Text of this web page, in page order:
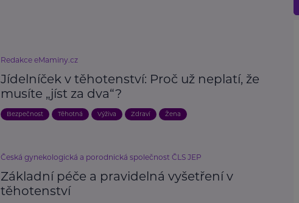
Redakce eMaminy.cz
Jídelníček v těhotenství: Proč už neplatí, že
musíte „jíst za dva“?
Bezpečnost Těhotná Výživa Zdraví Žena
Česká gynekologická a porodnická společnost ČLS JEP
Základní péče a pravidelná vyšetření v
těhotenství